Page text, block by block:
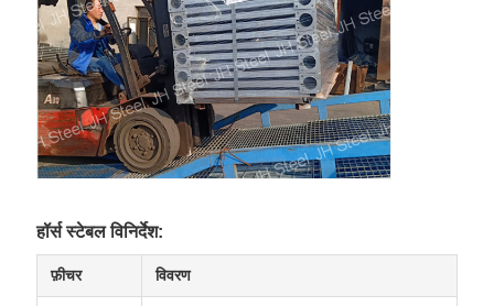
हॉर्स स्टेबल विनिर्देश:
फ़ीचर विवरण